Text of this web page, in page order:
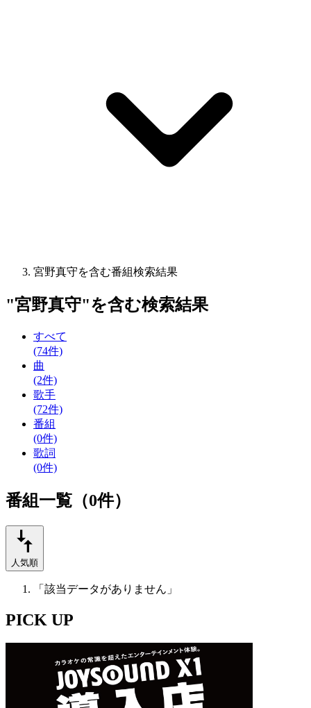
宮野真守を含む番組検索結果
"宮野真守"を含む検索結果
すべて
(74件)
曲
(2件)
歌手
(72件)
番組
(0件)
歌詞
(0件)
番組一覧（0件）
人気順
「該当データがありません」
PICK UP